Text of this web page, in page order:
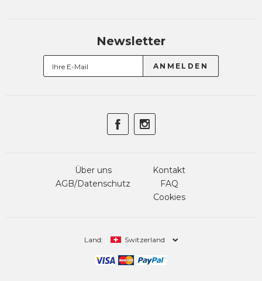
Newsletter
Über uns
AGB/Datenschutz
Kontakt
FAQ
Cookies
Land: Switzerland